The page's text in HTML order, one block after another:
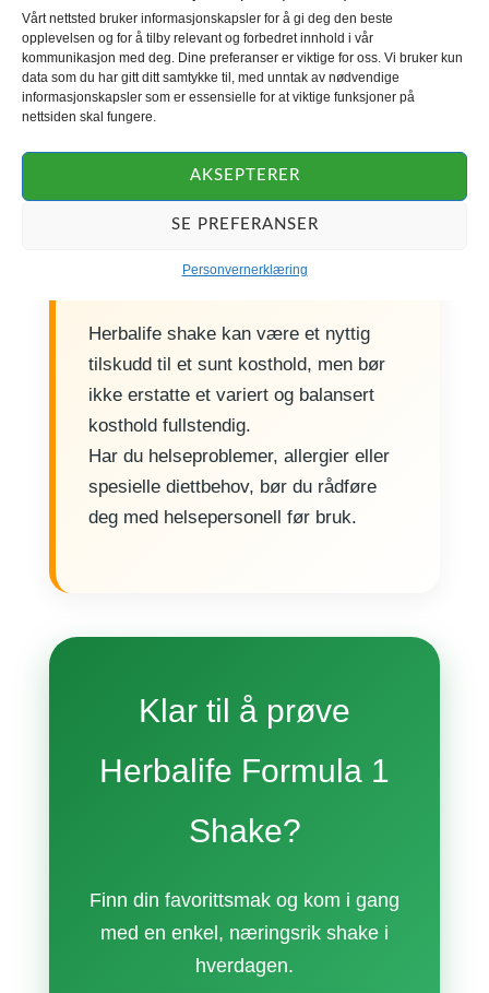
Vårt nettsted bruker informasjonskapsler for å gi deg den beste
opplevelsen og for å tilby relevant og forbedret innhold i vår
kommunikasjon med deg. Dine preferanser er viktige for oss. Vi bruker kun
data som du har gitt ditt samtykke til, med unntak av nødvendige
informasjonskapsler som er essensielle for at viktige funksjoner på
nettsiden skal fungere.
AKSEPTERER
SE PREFERANSER
Personvernerklæring
grønt, fullkorn og protein.
Herbalife shake kan være et nyttig
tilskudd til et sunt kosthold, men bør
ikke erstatte et variert og balansert
kosthold fullstendig.
Har du helseproblemer, allergier eller
spesielle diettbehov, bør du rådføre
deg med helsepersonell før bruk.
Klar til å prøve
Herbalife Formula 1
Shake?
Finn din favorittsmak og kom i gang
med en enkel, næringsrik shake i
hverdagen.